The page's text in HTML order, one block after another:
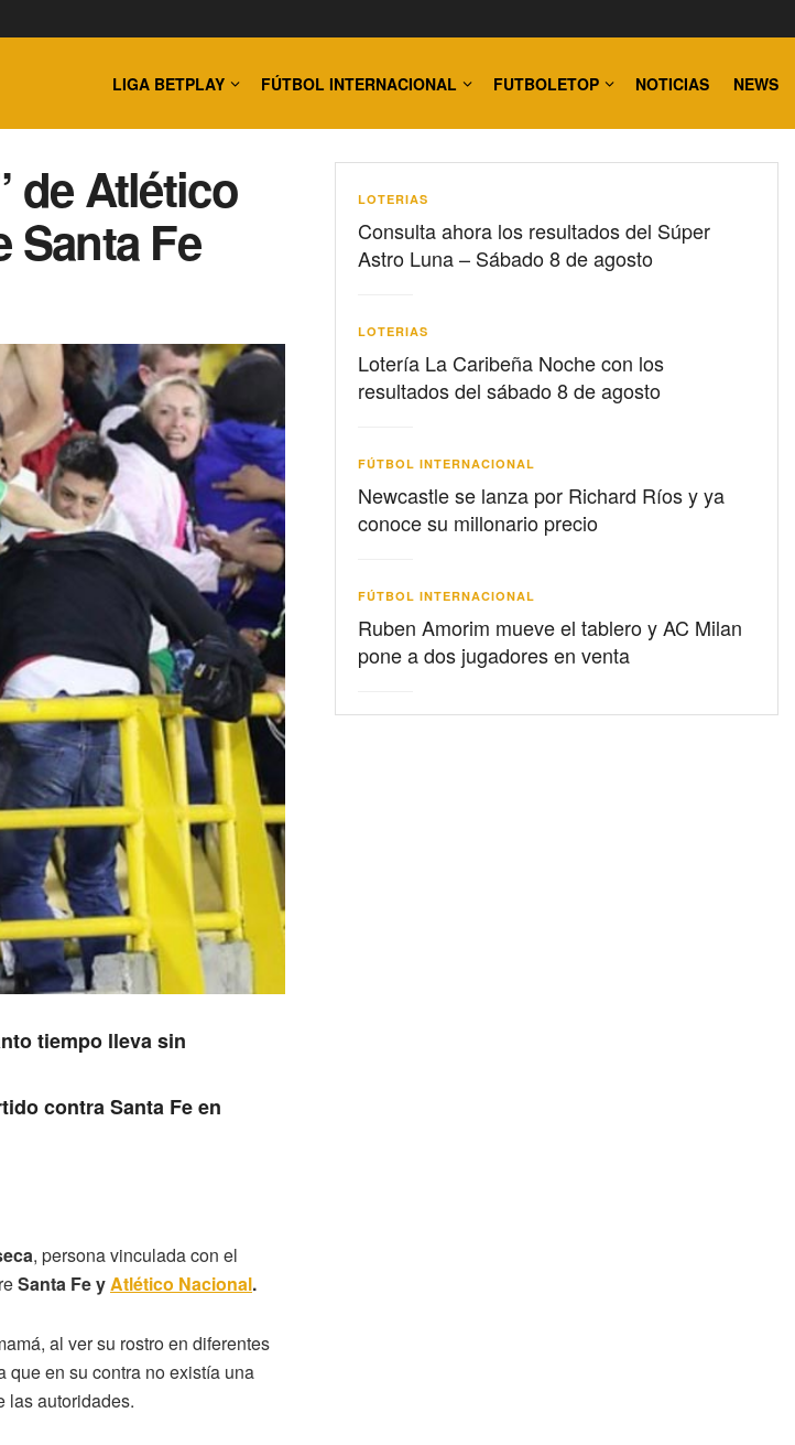
LIGA BETPLAY FÚTBOL INTERNACIONAL FUTBOLETOP NOTICIAS NEWS
de Atlético
Santa Fe
tiempo lleva sin
contra Santa Fe en
, persona vinculada con el
Santa Fe yAtlético Nacional.
al ver su rostro en diferentes
que en su contra no existía una
las autoridades.
LOTERIAS
Consulta ahora los resultados del Súper
Astro Luna – Sábado 8 de agosto
LOTERIAS
Lotería La Caribeña Noche con los
resultados del sábado 8 de agosto
FÚTBOL INTERNACIONAL
Newcastle se lanza por Richard Ríos y ya
conoce su millonario precio
FÚTBOL INTERNACIONAL
Ruben Amorim mueve el tablero y AC Milan
pone a dos jugadores en venta